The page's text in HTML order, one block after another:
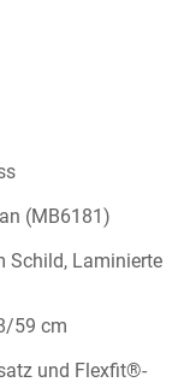
(MB6181)
Schild, Laminierte
59 cm
und Flexfit®-